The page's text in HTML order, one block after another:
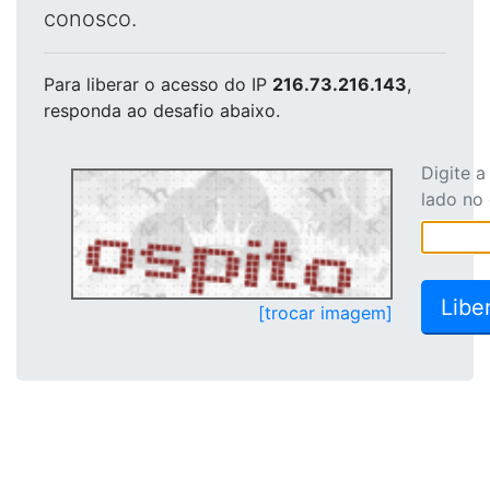
conosco.
Para liberar o acesso do IP 216.73.216.143,
responda ao desafio abaixo.
[trocar imagem]
Digite
lado no